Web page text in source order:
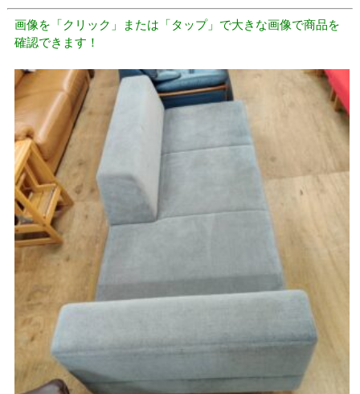
画像を「クリック」または「タップ」で大きな画像で商品を
確認できます！